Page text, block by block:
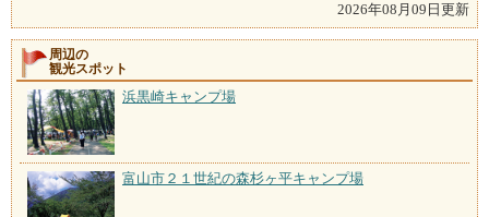
2026年08月09日更新
周辺の
観光スポット
浜黒崎キャンプ場
富山市２１世紀の森杉ヶ平キャンプ場